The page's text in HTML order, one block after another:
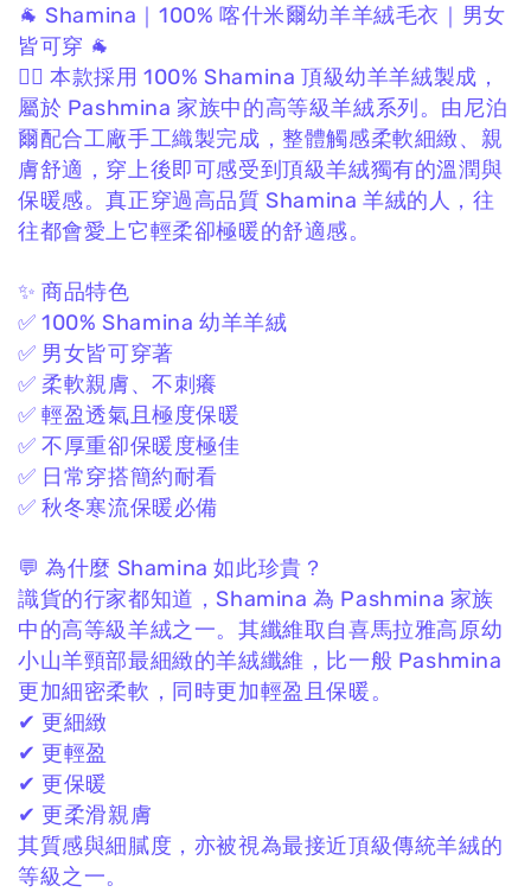
🐐 Shamina｜100% 喀什米爾幼羊羊絨毛衣｜男女
皆可穿 🐐
❤️‍🔥 本款採用 100% Shamina 頂級幼羊羊絨製成，
屬於 Pashmina 家族中的高等級羊絨系列。 由尼泊
爾配合工廠手工織製完成，整體觸感柔軟細緻、親
膚舒適， 穿上後即可感受到頂級羊絨獨有的溫潤與
保暖感。真正穿過高品質 Shamina 羊絨的人，往
往都會愛上它輕柔卻極暖的舒適感。
✨ 商品特色
✅ 100% Shamina 幼羊羊絨
✅ 男女皆可穿著
✅ 柔軟親膚、不刺癢
✅ 輕盈透氣且極度保暖
✅ 不厚重卻保暖度極佳
✅ 日常穿搭簡約耐看
✅ 秋冬寒流保暖必備
💬 為什麼 Shamina 如此珍貴？
識貨的行家都知道， Shamina 為 Pashmina 家族
中的高等級羊絨之一。其纖維取自喜馬拉雅高原幼
小山羊頸部最細緻的羊絨纖維， 比一般 Pashmina
更加細密柔軟， 同時更加輕盈且保暖。
✔ 更細緻
✔ 更輕盈
✔ 更保暖
✔ 更柔滑親膚
其質感與細膩度， 亦被視為最接近頂級傳統羊絨的
等級之一。